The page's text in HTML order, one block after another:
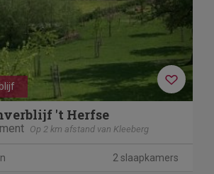
't Herfse
Op 2 km afstand van Kleeberg
2 slaapkamers